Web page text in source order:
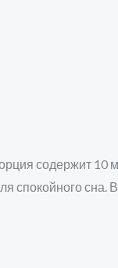
содержит 10
спокойного сна.